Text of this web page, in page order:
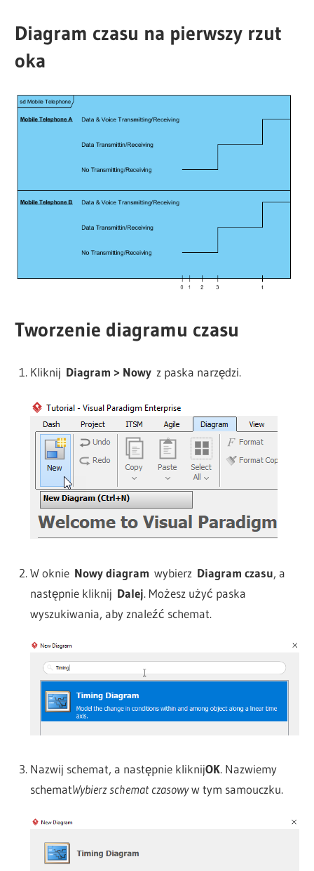
Diagram czasu na pierwszy rzut
oka
Tworzenie diagramu czasu
Kliknij Diagram > Nowyz paska narzędzi.
W oknie Nowy diagram wybierz Diagram czasu, a
następnie kliknij Dalej. Możesz użyć paska
wyszukiwania, aby znaleźć schemat.
Nazwij schemat, a następnie kliknijOK. Nazwiemy
schematWybierz schemat czasowyw tym samouczku.